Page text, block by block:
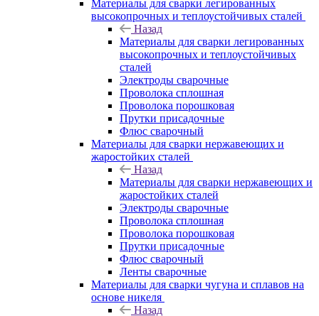
Материалы для сварки легированных
высокопрочных и теплоустойчивых сталей
Назад
Материалы для сварки легированных
высокопрочных и теплоустойчивых
сталей
Электроды сварочные
Проволока сплошная
Проволока порошковая
Прутки присадочные
Флюс сварочный
Материалы для сварки нержавеющих и
жаростойких сталей
Назад
Материалы для сварки нержавеющих и
жаростойких сталей
Электроды сварочные
Проволока сплошная
Проволока порошковая
Прутки присадочные
Флюс сварочный
Ленты сварочные
Материалы для сварки чугуна и сплавов на
основе никеля
Назад